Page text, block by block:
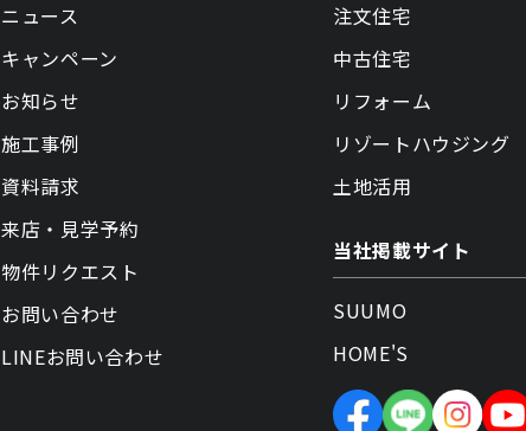
ニュース
キャンペーン
お知らせ
施工事例
資料請求
来店・見学予約
物件リクエスト
お問い合わせ
LINEお問い合わせ
注文住宅
中古住宅
リフォーム
リゾートハウジング
土地活用
当社掲載サイト
SUUMO
HOME'S